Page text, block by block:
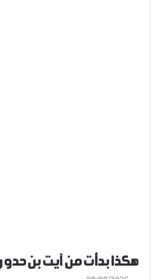
هكذا بدأت من آيت بن حدو